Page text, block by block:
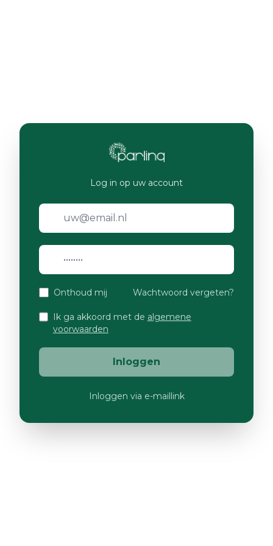
Log in op uw account
Onthoud mij Wachtwoord vergeten?
Ik ga akkoord met de algemene
voorwaarden
Inloggen
Inloggen via e-maillink